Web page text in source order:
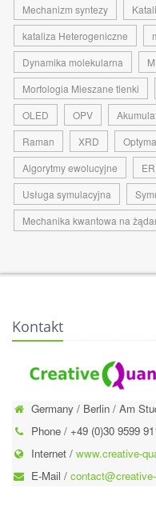
Mechanizm syntezy
kataliza Heterogeniczne
Dynamika molekularna
Morfologia Mieszane tlenki
OLED
OPV
Raman
XRD
Algorytmy ewolucyjne
ER
Usługa symulacyjna
Mechanika kwantowa na
Kontakt